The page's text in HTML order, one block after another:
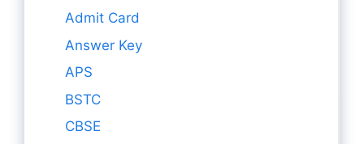
Admit Card
Answer Key
APS
BSTC
CBSE